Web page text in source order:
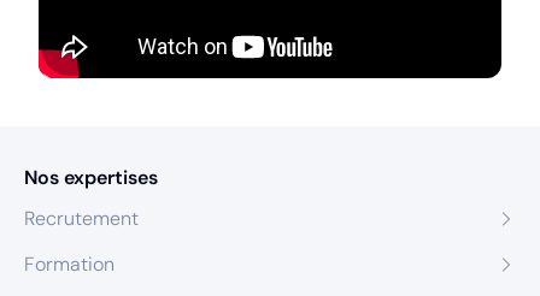
Nos expertises
Recrutement
Formation